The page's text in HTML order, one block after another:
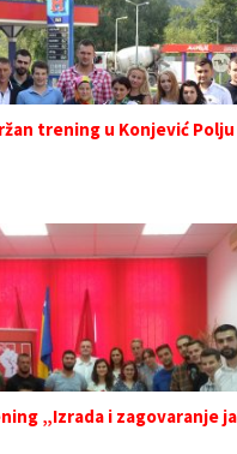
trening u Konjević Polju
„Izrada i zagovaranje